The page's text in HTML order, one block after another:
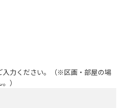
入力ください。（※区画・部屋の場
）